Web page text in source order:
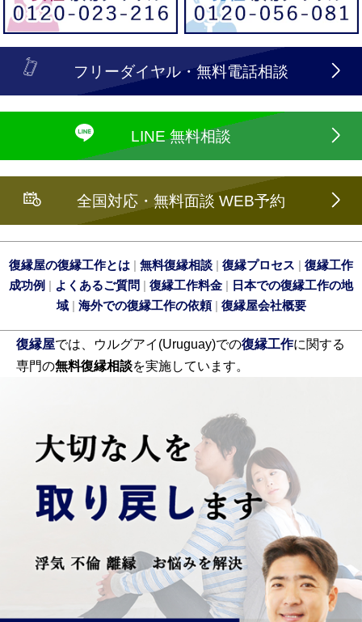
フリーダイヤル・無料電話相談
LINE 無料相談
全国対応・無料面談 WEB予約
復縁屋の復縁工作とは | 無料復縁相談 | 復縁プロセス | 復縁工作
成功例 | よくあるご質問 | 復縁工作料金 | 日本での復縁工作の地
域| 海外での復縁工作の依頼| 復縁屋会社概要
復縁屋では、ウルグアイ(Uruguay)での復縁工作に関する
専門の無料復縁相談を実施しています。